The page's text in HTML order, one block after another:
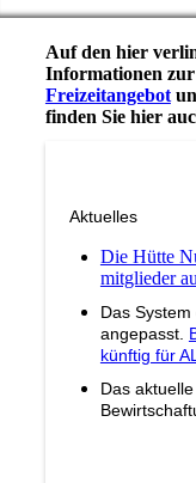
Auf den hier
Informationen zur
Freizeitangebot
finden Sie hier
Aktuelles
Die Hütte
mitglieder
Das
angepasst.
künftig für
Das